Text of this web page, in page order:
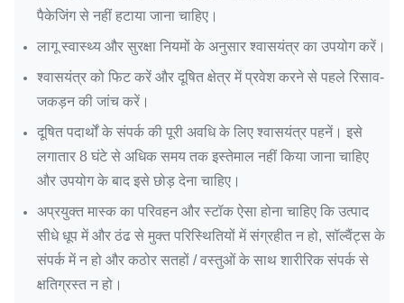
पैकेजिंग से नहीं हटाया जाना चाहिए।
लागू स्वास्थ्य और सुरक्षा नियमों के अनुसार श्वासयंत्र का उपयोग करें।
श्वासयंत्र को फिट करें और दूषित क्षेत्र में प्रवेश करने से पहले रिसाव-
जकड़न की जांच करें।
दूषित पदार्थों के संपर्क की पूरी अवधि के लिए श्वासयंत्र पहनें। इसे
लगातार 8 घंटे से अधिक समय तक इस्तेमाल नहीं किया जाना चाहिए
और उपयोग के बाद इसे छोड़ देना चाहिए।
अप्रयुक्त मास्क का परिवहन और स्टॉक ऐसा होना चाहिए कि उत्पाद
सीधे धूप में और ठंढ से मुक्त परिस्थितियों में संग्रहीत न हो, सॉल्वैंट्स के
संपर्क में न हो और कठोर सतहों / वस्तुओं के साथ शारीरिक संपर्क से
क्षतिग्रस्त न हो।